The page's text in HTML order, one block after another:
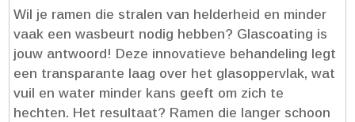
Wil je ramen die stralen van helderheid en minder
vaak een wasbeurt nodig hebben? Glascoating is
jouw antwoord! Deze innovatieve behandeling legt
een transparante laag over het glasoppervlak, wat
vuil en water minder kans geeft om zich te
hechten.​ Het resultaat? Ramen die langer schoon